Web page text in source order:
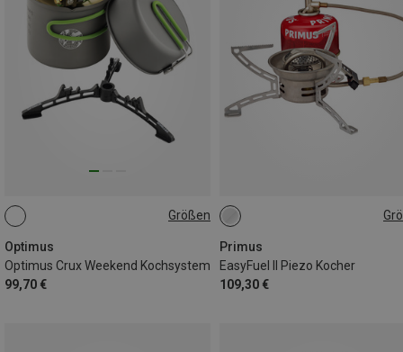
Größen
Optimus
Optimus Crux Weekend Kochsystem
99,70 €
ONE SIZE
Primus
EasyFuel II Piezo Kocher
109,30 €
ONE SIZE